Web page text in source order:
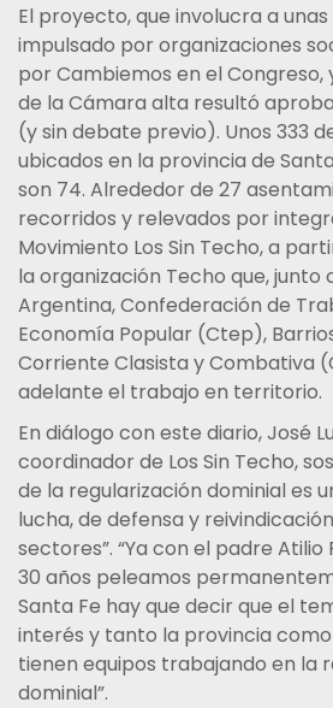
El proyecto, que involucra a
impulsado por organizaciones
por Cambiemos en el Congreso,
de la Cámara alta resultó
(y sin debate previo). Unos 333
ubicados en la provincia de
son 74. Alrededor de 27
recorridos y relevados por
Movimiento Los Sin Techo, a
la organización Techo que, junto
Argentina, Confederación de
Economía Popular (Ctep),
Corriente Clasista y Combativa
adelante el trabajo en territorio.
En diálogo con este diario, José
coordinador de Los Sin Techo,
de la regularización dominial es
lucha, de defensa y
sectores”. “Ya con el padre Atilio
30 años peleamos
Santa Fe hay que decir que el
interés y tanto la provincia
tienen equipos trabajando en la
dominial”.